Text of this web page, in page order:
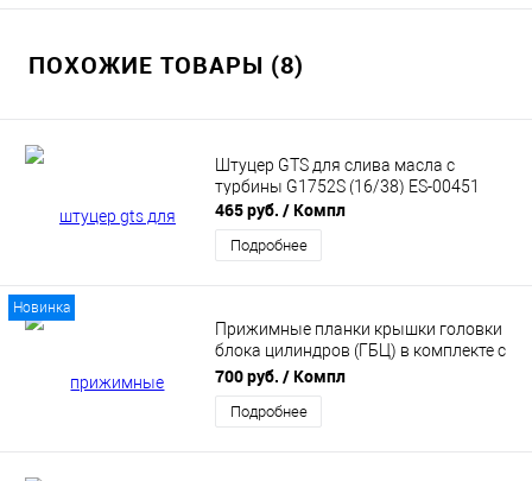
ПОХОЖИЕ ТОВАРЫ (8)
Штуцер GTS для слива масла с
турбины G1752S (16/38) ES-00451
465 руб. / Компл
Подробнее
Новинка
Прижимные планки крышки головки
блока цилиндров (ГБЦ) в комплекте с
силиконовой прокладкой ВАЗ 2101-
2107, 2123, 2121, 21214 Нива PBK
700 руб. / Компл
Подробнее